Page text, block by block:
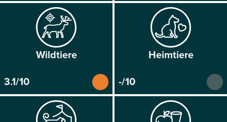
Wild­tiere
3.1/10
Heim­tiere
-/10